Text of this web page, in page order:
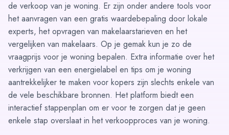
de verkoop van je woning. Er zijn onder andere tools voor
het aanvragen van een gratis waardebepaling door lokale
experts, het opvragen van makelaarstarieven en het
vergelijken van makelaars. Op je gemak kun je zo de
vraagprijs voor je woning bepalen. Extra informatie over het
verkrijgen van een energielabel en tips om je woning
aantrekkelijker te maken voor kopers zijn slechts enkele van
de vele beschikbare bronnen. Het platform biedt een
interactief stappenplan om er voor te zorgen dat je geen
enkele stap overslaat in het verkoopproces van je woning.